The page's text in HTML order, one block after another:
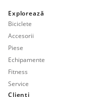
Explorează
Biciclete
Accesorii
Piese
Echipamente
Fitness
Service
Clienți